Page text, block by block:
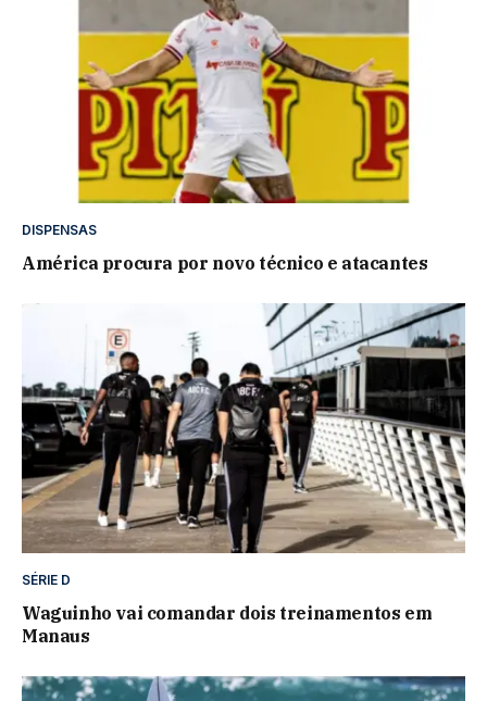
DISPENSAS
América procura por novo técnico e atacantes
SÉRIE D
Waguinho vai comandar dois treinamentos em
Manaus